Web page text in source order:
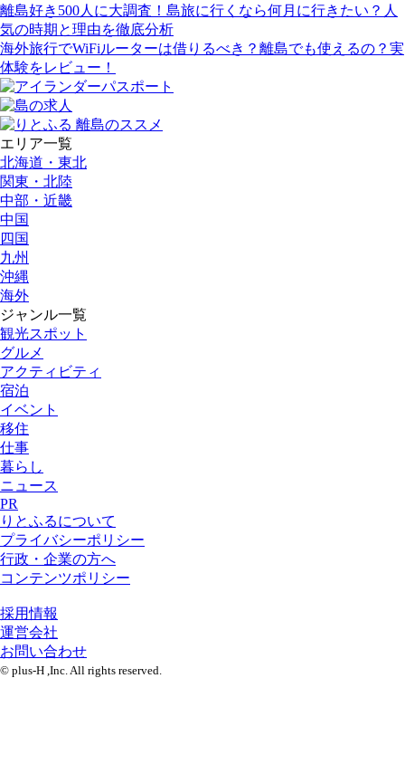
離島好き500人に大調査！島旅に行くなら何月に行きたい？人
気の時期と理由を徹底分析
海外旅行でWiFiルーターは借りるべき？離島でも使えるの？実
体験をレビュー！
エリア一覧
北海道・東北
関東・北陸
中部・近畿
中国
四国
九州
沖縄
海外
ジャンル一覧
観光スポット
グルメ
アクティビティ
宿泊
イベント
移住
仕事
暮らし
ニュース
PR
りとふるについて
プライバシーポリシー
行政・企業の方へ
コンテンツポリシー
採用情報
運営会社
お問い合わせ
© plus-H ,Inc. All rights reserved.